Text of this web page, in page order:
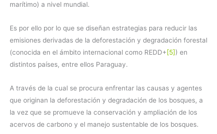
marítimo) a nivel mundial.
Es por ello por lo que se diseñan estrategias para reducir las
emisiones derivadas de la deforestación y degradación forestal
(conocida en el ámbito internacional como REDD+[5]) en
distintos países, entre ellos Paraguay.
A través de la cual se procura enfrentar las causas y agentes
que originan la deforestación y degradación de los bosques, a
la vez que se promueve la conservación y ampliación de los
acervos de carbono y el manejo sustentable de los bosques.